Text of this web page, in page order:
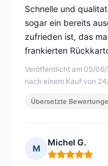
Veröffentlicht am 05/
nach einem Kauf von
Schnelle und
sogar ein bereits
zufrieden ist, das
frankierten
Übersetzte
M
Michel G.
Hinweis: 5 von